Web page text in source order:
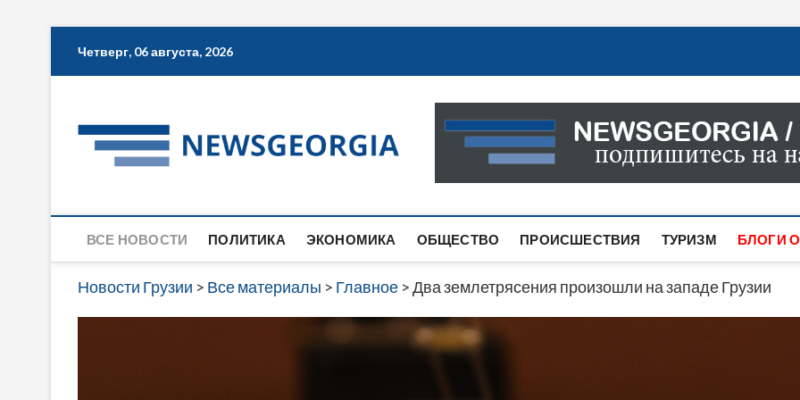
Четверг, 06 августа, 2026
Новости Грузии
САМАЯ АКТУАЛЬНАЯ ИНФОРМАЦИЯ О СОБЫТИЯХ
САЙТЕ ВЫ НАЙДЕТЕ НОВОСТИ ПОЛИТИКИ,
ВСЕ НОВОСТИ ПОЛИТИКА ЭКОНОМИКА ОБЩЕСТВО ПРОИСШЕСТВИЯ ТУРИЗМ БЛОГИ
Новости Грузии > Все материалы > Главное >Два землетрясения произошли на западе Грузии